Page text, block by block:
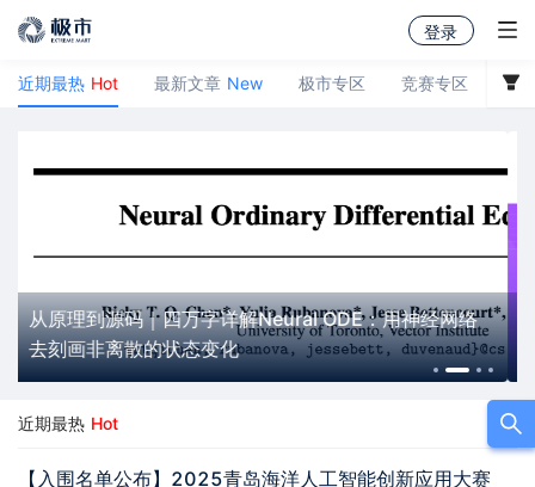
消息中心
暂无新消息通知
查看历史消息
登录
近期最热 Hot 最新文章 New 极市专区 竞赛专区 极
：用神经网络
极市计算机视觉线上技术分享集锦（视
中）
近期最热 Hot
【入围名单公布】2025青岛海洋人工智能创新应用大赛